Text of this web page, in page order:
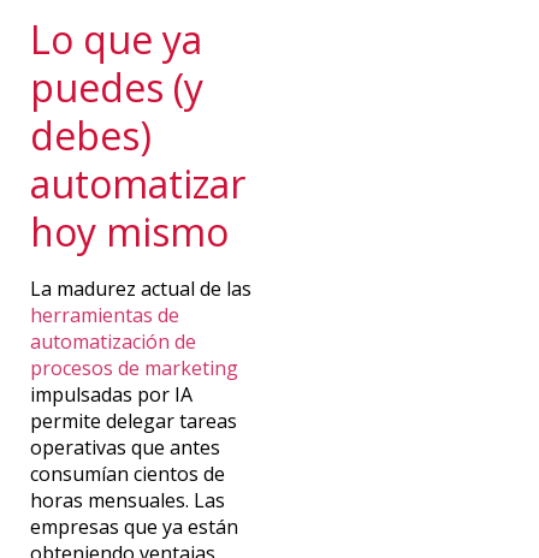
Lo que ya
puedes (y
debes)
automatizar
hoy mismo
La madurez actual de las
herramientas de
automatización de
procesos de marketing
impulsadas por IA
permite delegar tareas
operativas que antes
consumían cientos de
horas mensuales. Las
empresas que ya están